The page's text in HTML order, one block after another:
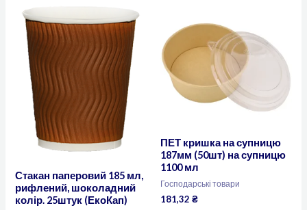
Стакан паперовий 185 мл,
рифлений, шоколадний
колір. 25штук (ЕкоКап)
ПЕТ кришка на супницю
187мм (50шт) на супницю
1100 мл
Господарські товари
181,32 ₴